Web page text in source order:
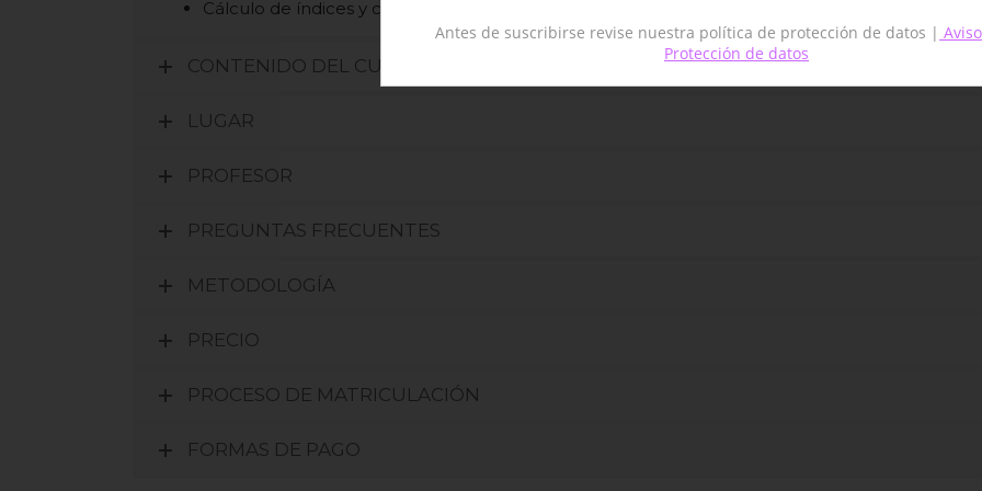
Cálculo de índices y componentes principales
CONTENIDO DEL CURSO
LUGAR
PROFESOR
PREGUNTAS FRECUENTES
METODOLOGÍA
PRECIO
PROCESO DE MATRICULACIÓN
FORMAS DE PAGO
Antes de suscribirse revise nuestra política de protección de datos |
Protección de datos